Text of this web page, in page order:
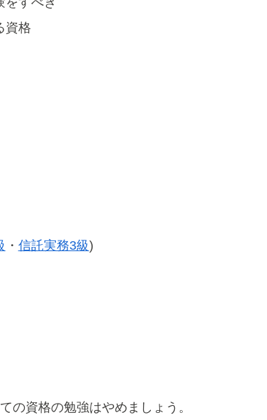
資格
・ 信託実務3級)
の資格の勉強はやめましょう。